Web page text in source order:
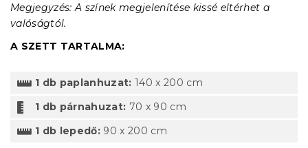
Megjegyzés: A színek megjelenítése kissé eltérhet a
valóságtól.
A SZETT TARTALMA:
1 db paplanhuzat: 140 x 200 cm
1 db párnahuzat: 70 x 90 cm
1 db lepedő: 90 x 200 cm